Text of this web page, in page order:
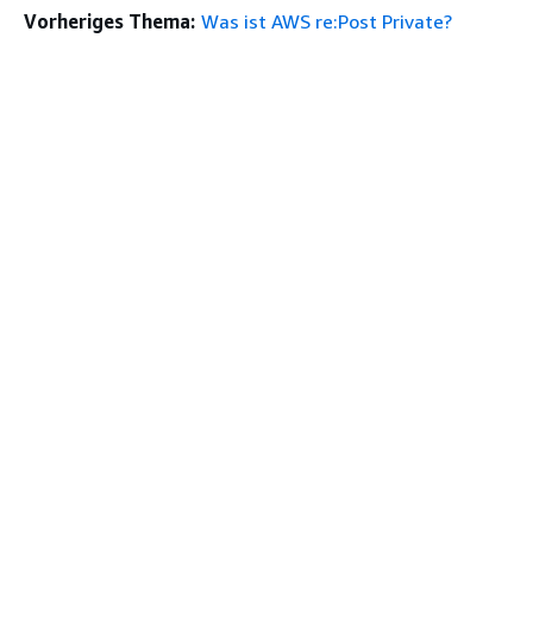
Vorheriges Thema: Was ist AWS re:Post Private?